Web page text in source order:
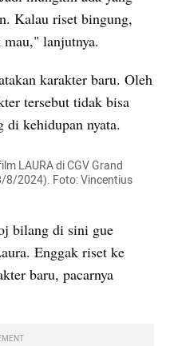
Kalau riset bingung,
lanjutnya.
karakter baru. Oleh
tersebut tidak bisa
di kehidupan nyata.
LAURA di CGV Grand
8/2024). Foto: Vincentius
bilang di sini gue
Enggak riset ke
baru, pacarnya